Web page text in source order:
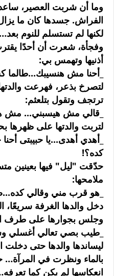
وما أن شربت العصير،
الفراش. جسدها كان ما
لكنها لم تستسلم للنوم بعد…
وفجأة، شعرت أن أحدًا
أذنيها وتهمس بي:
_أحنا مش هنسيبك...طالما
لتصرخ بذعر، فهرعت
ترتجف وتقول بتلعثم:
_قالي مش هيسبني... مش
لتربت والدتها على ظهرها
_أهدي أهدى...يا حبيبتى
كده؟!
حدّقت "ليل" فيها بعينين
ملامحها:
_هو قرب مني وقالي
دخل والدها الغرفة
وجلس بجوارها على طرف
_طيب بصي تعالي أغسلي
ليساندها والدها حتى دخلت
بالماء ونظرت في
انعكاسها لم يكن كما